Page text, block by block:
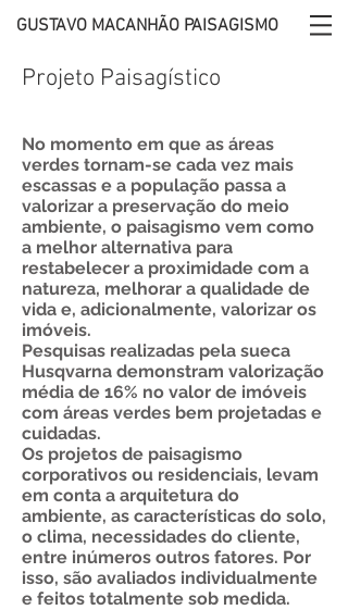
GUSTAVO MACANHÃO PAISAGISMO
Projeto Paisagístico
No momento em que as áreas
verdes tornam-se cada vez mais
escassas e a população passa a
valorizar a preservação do meio
ambiente, o paisagismo vem como
a melhor alternativa para
restabelecer a proximidade com a
natureza, melhorar a qualidade de
vida e, adicionalmente, valorizar os
imóveis.
Pesquisas realizadas pela sueca
Husqvarna demonstram valorização
média de 16% no valor de imóveis
com áreas verdes bem projetadas e
cuidadas.
Os projetos de paisagismo
corporativos ou residenciais, levam
em conta a arquitetura do
ambiente, as características do solo,
o clima, necessidades do cliente,
entre inúmeros outros fatores. Por
isso, são avaliados individualmente
e feitos totalmente sob medida.